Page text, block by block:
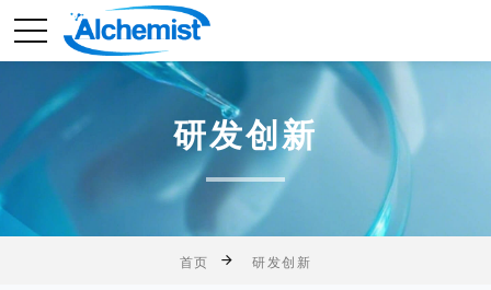
研发创新
首页 研发创新